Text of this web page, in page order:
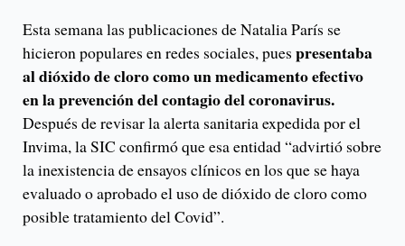
Esta semana las publicaciones de Natalia París se
hicieron populares en redes sociales, pues presentaba
al dióxido de cloro como un medicamento efectivo
en la prevención del contagio del coronavirus.
Después de revisar la alerta sanitaria expedida por el
Invima, la SIC confirmó que esa entidad “advirtió sobre
la inexistencia de ensayos clínicos en los que se haya
evaluado o aprobado el uso de dióxido de cloro como
posible tratamiento del Covid”.